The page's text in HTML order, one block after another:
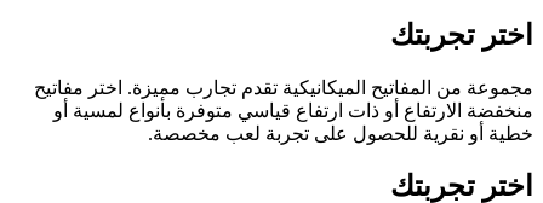
اختر تجربتك
مجموعة من المفاتيح الميكانيكية تقدم تجارب مميزة. اختر مفاتيح
منخفضة الارتفاع أو ذات ارتفاع قياسي متوفرة بأنواع لمسية أو
خطية أو نقرية للحصول على تجربة لعب مخصصة.
اختر تجربتك